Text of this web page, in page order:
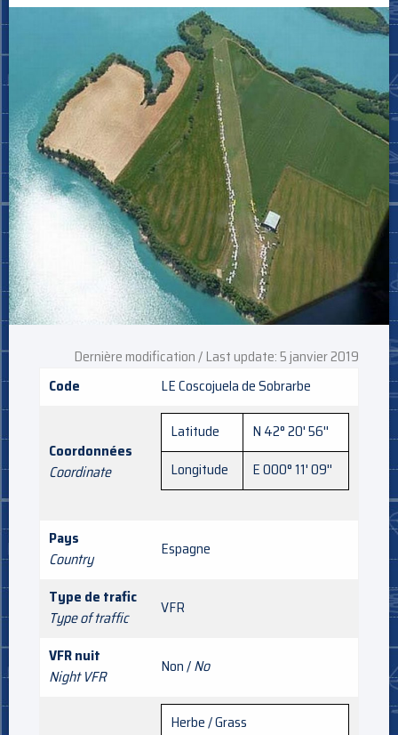
Dernière modification / Last update: 5 janvier 2019
Code
LE Coscojuela de Sobrarbe
Coordonnées
Coordinate
Latitude
N 42° 20' 56''
Longitude
E 000° 11' 09''
Pays
Country
Espagne
Type de trafic
Type of traffic
VFR
VFR nuit
Night VFR
Non /No
Herbe / Grass